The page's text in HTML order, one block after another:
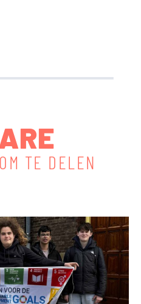
TE DELEN